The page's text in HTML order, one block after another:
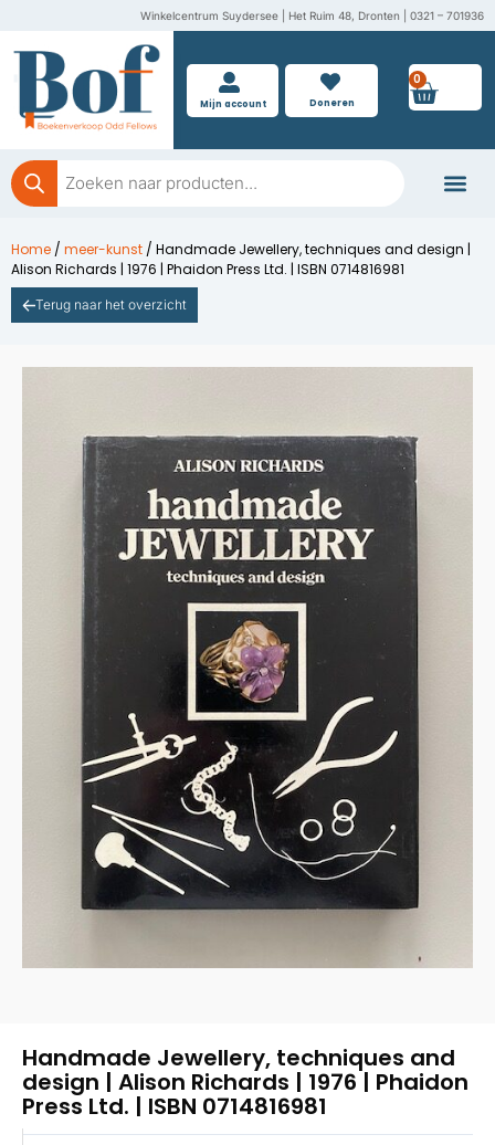
inhoud
Winkelcentrum Suydersee | Het Ruim 48, Dronten | 0321 – 701936
Mijn account Doneren
0
Producten
zoeken
Home / meer-kunst / Handmade Jewellery, techniques and design |
Alison Richards | 1976 | Phaidon Press Ltd. | ISBN 0714816981
Terug naar het overzicht
Handmade Jewellery, techniques and
design | Alison Richards | 1976 | Phaidon
Press Ltd. | ISBN 0714816981